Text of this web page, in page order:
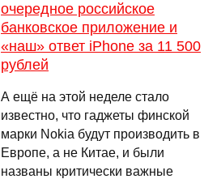
очередное российское
банковское приложение и
«наш» ответ iPhone за 11 500
рублей
А ещё на этой неделе стало
известно, что гаджеты финской
марки Nokia будут производить в
Европе, а не Китае, и были
названы критически важные